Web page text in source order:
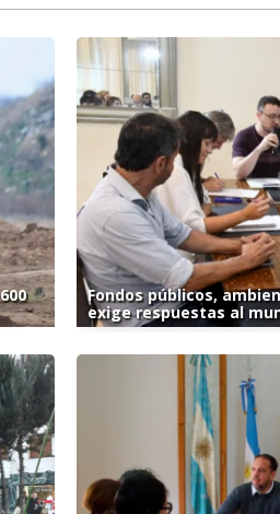
Fondos públicos,
exige respuestas al